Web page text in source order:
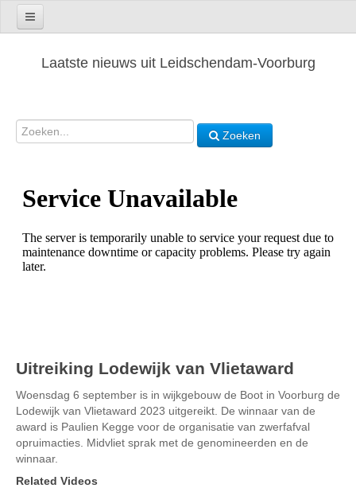
Laatste nieuws uit Leidschendam-Voorburg
Zoeken
Uitreiking Lodewijk van Vlietaward
Woensdag 6 september is in wijkgebouw de Boot in Voorburg de
Lodewijk van Vlietaward 2023 uitgereikt. De winnaar van de
award is Paulien Kegge voor de organisatie van zwerfafval
opruimacties. Midvliet sprak met de genomineerden en de
winnaar.
Related Videos